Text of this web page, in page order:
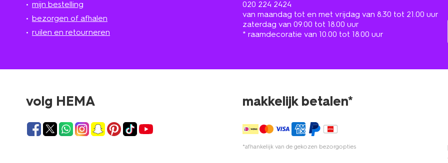
mijn bestelling
bezorgen of afhalen
ruilen en retourneren
020 224 2424
van maandag tot en met vrijdag van 8.30 tot 21.00 uur
zaterdag van 09.00 tot 18.00 uur
* raamdecoratie van 10.00 tot 18.00 uur
volg HEMA makkelijk betalen*
*afhankelijk van de gekozen bezorgopties